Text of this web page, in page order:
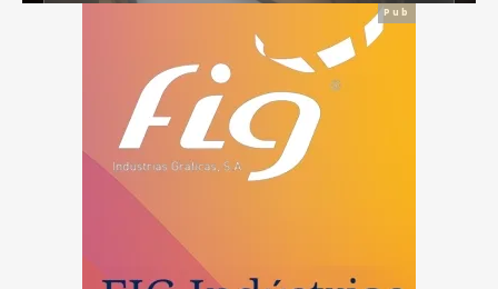
Pub